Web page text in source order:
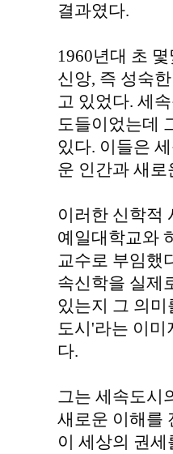
결과였다.
1960년대 초
신앙, 즉 성숙
고 있었다. 세
도들이었는데
있다. 이들은
운 인간과 새
이러한 신학적
예일대학교와
교수로 부임했
속신학을 실제
있는지 그 의
도시'라는 이미
다.
그는 세속도시
새로운 이해를
이 세상의 권